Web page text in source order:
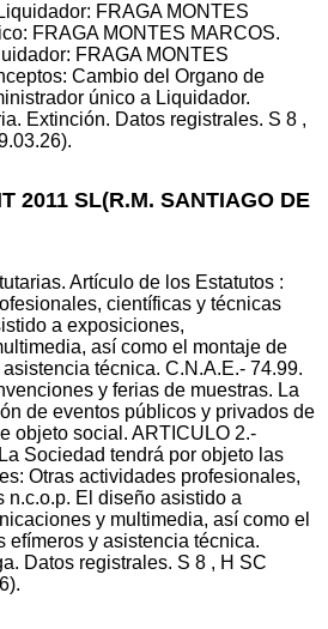
FRAGA MONTES
FRAGA MONTES MARCOS.
FRAGA MONTES
Cambio del Organo de
único a Liquidador.
Extinción. Datos registrales. S 8 ,
2011 SL(R.M. SANTIAGO DE
Artículo de los Estatutos :
científicas y técnicas
a exposiciones,
así como el montaje de
técnica. C.N.A.E.- 74.99.
y ferias de muestras. La
de eventos públicos y privados de
objeto social. ARTICULO 2.-
Sociedad tendrá por objeto las
Otras actividades profesionales,
n.c.o.p. El diseño asistido a
y multimedia, así como el
efímeros y asistencia técnica.
Datos registrales. S 8 , H SC